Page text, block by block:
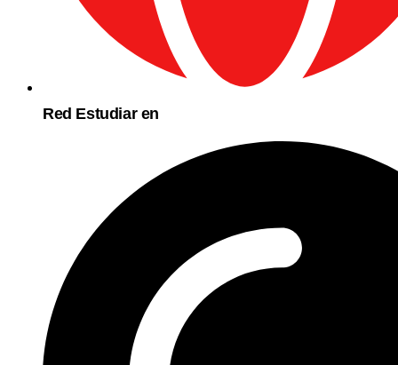
Red Estudiar en